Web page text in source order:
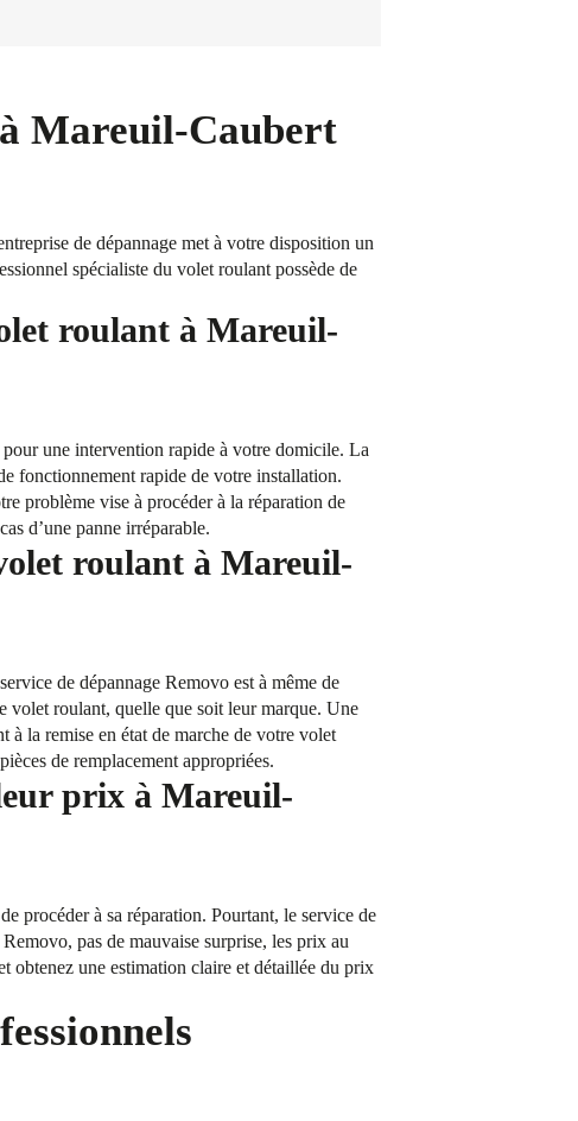
Mareuil-Caubert
de dépannage met à votre disposition un
spécialiste du volet roulant possède de
roulant à Mareuil-
une intervention rapide à votre domicile. La
fonctionnement rapide de votre installation.
problème vise à procéder à la réparation de
d’une panne irréparable.
roulant à Mareuil-
de dépannage Removo est à même de
volet roulant, quelle que soit leur marque. Une
à la remise en état de marche de votre volet
de remplacement appropriées.
prix à Mareuil-
procéder à sa réparation. Pourtant, le service de
pas de mauvaise surprise, les prix au
obtenez une estimation claire et détaillée du prix